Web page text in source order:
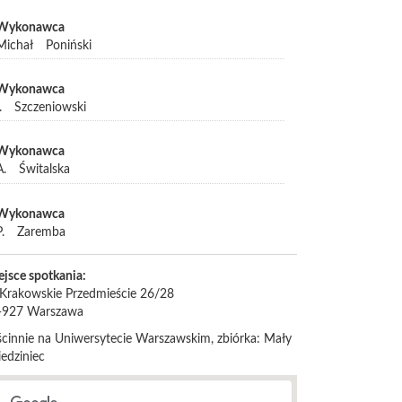
Poniński
I.
Szczeniowski
Świtalska
Zaremba
spotkania:
Przedmieście 26/28
Warszawa
na Uniwersytecie Warszawskim, zbiórka: Mały